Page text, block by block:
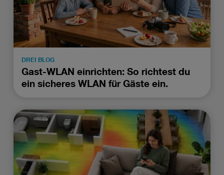
DREI BLOG
Gast-WLAN einrichten: So richtest du
ein sicheres WLAN für Gäste ein.